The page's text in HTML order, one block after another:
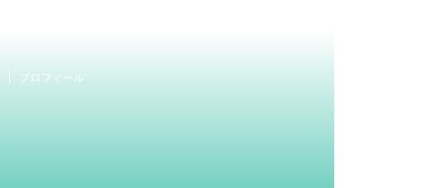
プロフィール